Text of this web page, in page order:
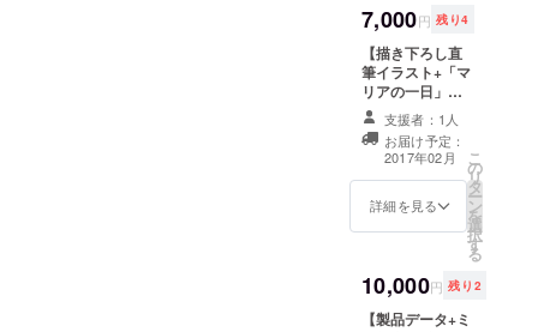
7,000円 残り4
【描き下ろし直
筆イラスト+「マ
リアの一日」】
※こちらにはフル
ボイス製品版は
含まれません。
オプション的に
ご利用くださ
い。 ひものの描
宅にお届けしま
す。 「マリアの
一日」は募集期
支援者：1人
お届け予定：
2017年02月
詳細を見る
こ
の
リ
タ
ー
ン
を
選
択
す
る
10,000円 残り2
【製品データ+ミ